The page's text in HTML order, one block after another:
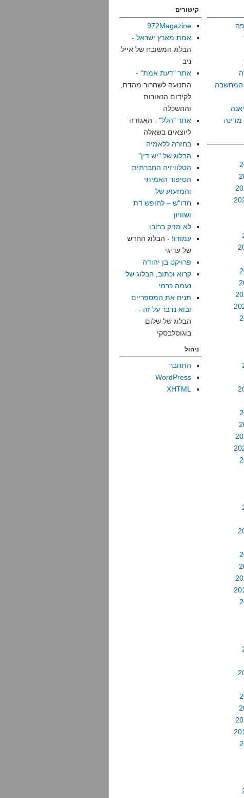
המחשבה
קישורים
972Magazine
אמת מארץ ישראל -
הבלוג המשובח של אייל
ניב
אתר "דעת אמת" -
התנועה לשחרור מהדת,
לקידום הנאורות
וההשכלה
אתר "הלל" - האגודה
ליוצאים בשאלה
בחזרה ללאמיה
הבלוג של "יש דין"
הטלוויזיה החברתית
הסיפור האמיתי
והמזעזע של
חדו"ש – לחופש דת
ושוויון
לא מזיק ברובו
עמודו! - הבלוג החדש
של עדיגי
פרויקט בן יהודה
קרוא וכתוב, הבלוג של
נעמה כרמי
תניח את המספריים
ובוא נדבר על זה -
הבלוג של שלום
בוגוסלבסקי
ניהול
התחבר
WordPress
XHTML